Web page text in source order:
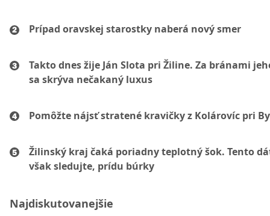
Prípad oravskej starostky naberá nový smer
Takto dnes žije Ján Slota pri Žiline. Za bránami
sa skrýva nečakaný luxus
Pomôžte nájsť stratené kravičky z Kolárovíc pri
Žilinský kraj čaká poriadny teplotný šok. Tento
však sledujte, prídu búrky
Najdiskutovanejšie